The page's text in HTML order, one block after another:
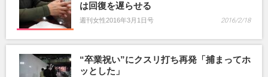
は回復を遅らせる
週刊女性2016年3月1日号 2016/2/18
“卒業祝い”にクスリ打ち再発「捕まってホ
ッとした」